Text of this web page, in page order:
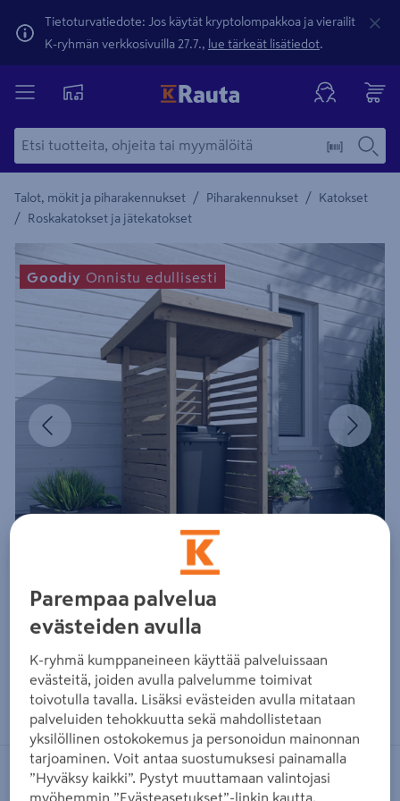
Tietoturvatiedote: Jos käytät kryptolompakkoa ja vierailit
K-ryhmän verkkosivuilla 27.7., lue tärkeät lisätiedot.
Talot, mökit ja piharakennukset / Piharakennukset / Katokset
/ Roskakatokset ja jätekatokset
Yksityiskohtainen kuvaus löytyy Tuotteen kuvaus -
Edellinen
Goodiy Onnistu edullisesti
Zoomaa kuvaa sormilla kosketusnäytöllä
GOODIY
Parempaa palvelua
evästeiden avulla
K-ryhmä kumppaneineen käyttää palveluissaan
evästeitä, joiden avulla palvelumme toimivat
toivotulla tavalla. Lisäksi evästeiden avulla mitataan
palveluiden tehokkuutta sekä mahdollistetaan
yksilöllinen ostokokemus ja personoidun mainonnan
tarjoaminen. Voit antaa suostumuksesi painamalla
”Hyväksy kaikki”. Pystyt muuttamaan valintojasi
myöhemmin ”Evästeasetukset”-linkin kautta.